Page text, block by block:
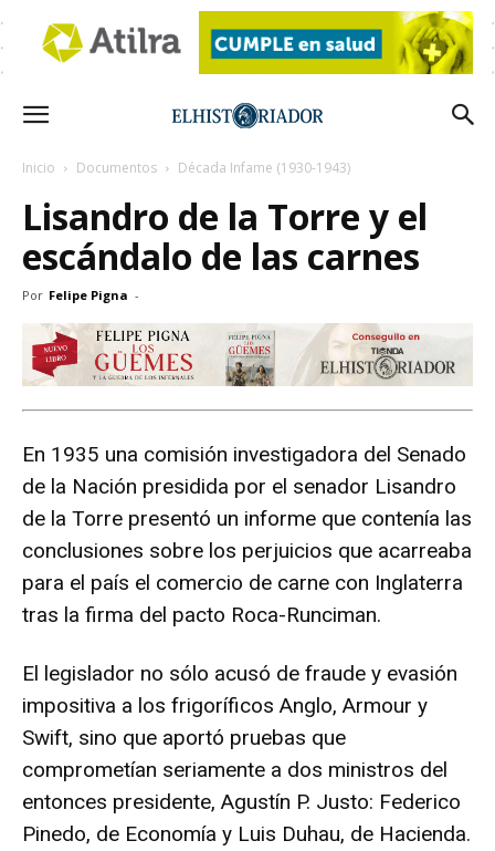
Inicio Documentos Década Infame (1930-1943)
Lisandro de la Torre y el
escándalo de las carnes
Por Felipe Pigna -
En 1935 una comisión investigadora del Senado
de la Nación presidida por el senador Lisandro
de la Torre presentó un informe que contenía las
conclusiones sobre los perjuicios que acarreaba
para el país el comercio de carne con Inglaterra
tras la firma del pacto Roca-Runciman.
El legislador no sólo acusó de fraude y evasión
impositiva a los frigoríficos Anglo, Armour y
Swift, sino que aportó pruebas que
comprometían seriamente a dos ministros del
entonces presidente, Agustín P. Justo: Federico
Pinedo, de Economía y Luis Duhau, de Hacienda.